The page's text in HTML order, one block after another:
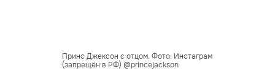
Принс Джексон с отцом. Фото: Инстаграм
(запрещён в РФ) @princejackson